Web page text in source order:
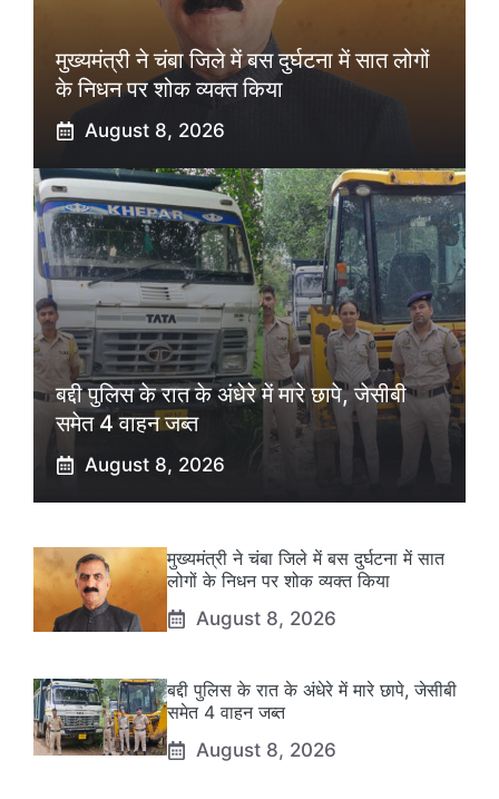
मुख्यमंत्री ने चंबा जिले में बस दुर्घटना में सात लोगों
के निधन पर शोक व्यक्त किया
August 8, 2026
बद्दी पुलिस के रात के अंधेरे में मारे छापे, जेसीबी
समेत 4 वाहन जब्त
August 8, 2026
मुख्यमंत्री ने चंबा जिले में बस दुर्घटना में सात
लोगों के निधन पर शोक व्यक्त किया
August 8, 2026
बद्दी पुलिस के रात के अंधेरे में मारे छापे, जेसीबी
समेत 4 वाहन जब्त
August 8, 2026